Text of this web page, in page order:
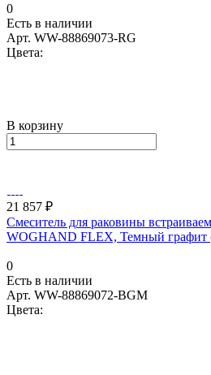
0
Есть в наличии
Арт. WW-88869073-RG
Цвета:
В корзину
21 857 ₽
Смеситель для раковины
WOGHAND FLEX, Темный графит
0
Есть в наличии
Арт. WW-88869072-BGM
Цвета: